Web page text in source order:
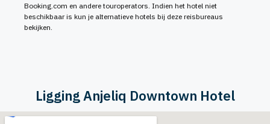
Booking.com en andere touroperators. Indien het hotel niet
beschikbaar is kun je alternatieve hotels bij deze reisbureaus
bekijken.
Ligging Anjeliq Downtown Hotel